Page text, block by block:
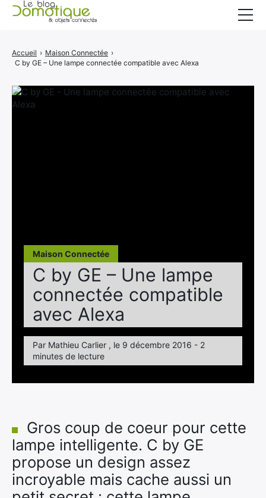
Maison Connectée
C by GE – Une lampe
connectée compatible
avec Alexa
Par Mathieu Carlier , le 9 décembre 2016 - 2
minutes de lecture
Accueil › Maison Connectée ›
C by GE – Une lampe connectée compatible avec Alexa
Gros coup de coeur pour cette
lampe intelligente. C by GE
propose un design assez
incroyable mais cache aussi un
Catégories
A propos